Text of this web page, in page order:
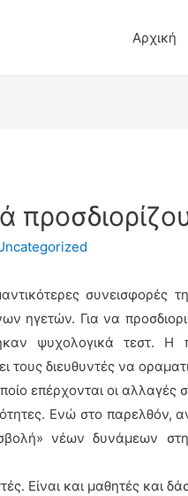
Αρχική
συνεισφορές
ηγετών. Για να
ψυχολογικά τεστ.
διευθυντές να
επέρχονται οι αλλαγές
Ενώ στο
νέων δυνάμεων
Είναι και μαθητές